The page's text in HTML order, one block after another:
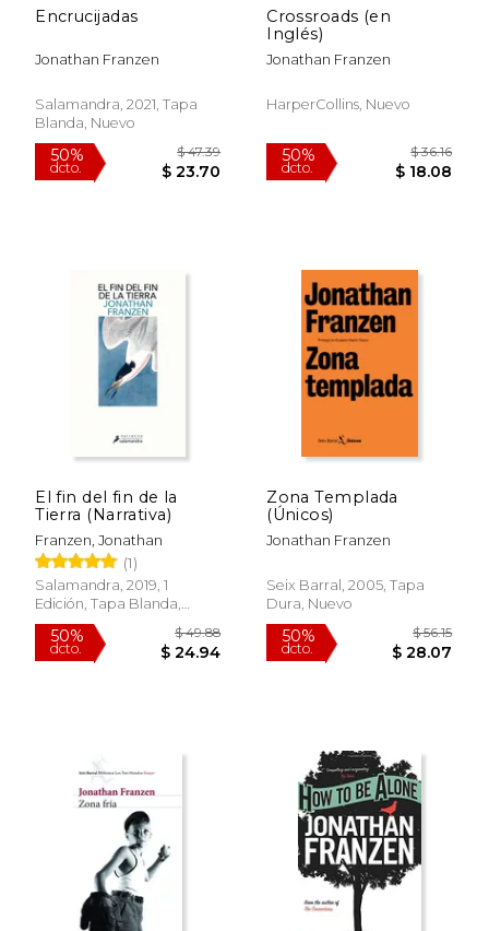
40%
dcto.
$ 38.04 40%
50%
dcto.
$ 33.32 50%
dcto.
$
Encrucijadas
Jonathan Franzen
Salamandra, 2021, Tapa
Blanda, Nuevo
Crossroads (en
Inglés)
Jonathan Franzen
HarperCollins, Nuevo
El fin del fin de la
Tierra (Narrativa)
Franzen, Jonathan
(1)
Salamandra, 2019, 1
Edición, Tapa Blanda,
Nuevo
Zona Templada
(Únicos)
Jonathan Franzen
Seix Barral, 2005, Tapa
Dura, Nuevo